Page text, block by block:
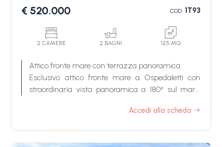
vacanze.
€ 520.000 COD.1T93
2 CAMERE 2 BAGNI 125 MQ
Attico fronte mare con terrazza panoramica.
Esclusivo attico fronte mare a Ospedaletti con
straordinaria vista panoramica a 180° sul mare.
condominio dotato di piscina, servizio di portineria,
Accedi alla scheda